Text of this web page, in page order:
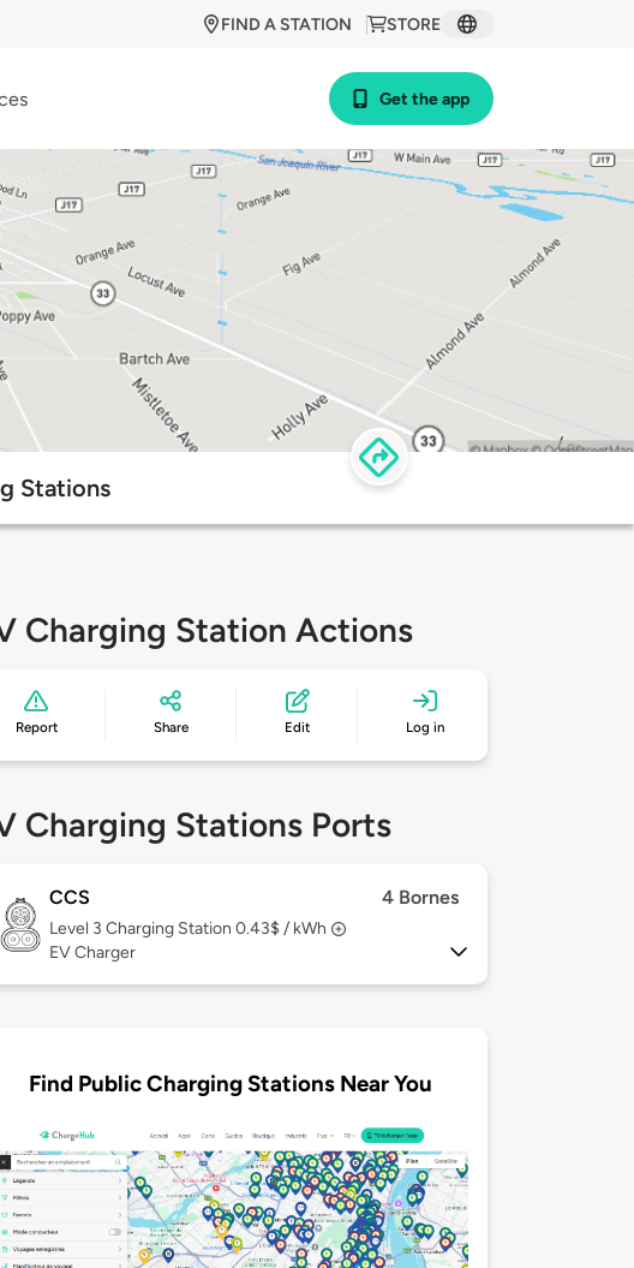
STORE
FIND A STATION
Get the app
Stations
Charging Station Actions
Report Share Edit Log in
Charging Stations Ports
CCS 4 Bornes
Level 3 Charging Station 0.43$ / kWh
EV Charger
Find Public Charging Stations Near You